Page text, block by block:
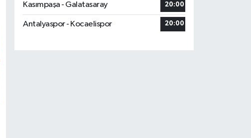
Kasımpaşa - Galatasaray 20:00
Antalyaspor - Kocaelispor 20:00